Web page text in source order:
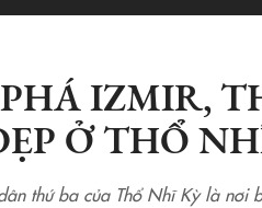
IZMIR,
Ở THỔ
thứ ba của Thổ Nhĩ Kỳ là nơi